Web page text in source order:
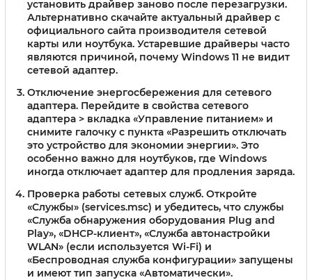
установить драйвер заново после перезагрузки.
Альтернативно скачайте актуальный драйвер с
официального сайта производителя сетевой
карты или ноутбука. Устаревшие драйверы часто
являются причиной, почему Windows 11 не видит
сетевой адаптер.
Отключение энергосбережения для сетевого
адаптера. Перейдите в свойства сетевого
адаптера > вкладка «Управление питанием» и
снимите галочку с пункта «Разрешить отключать
это устройство для экономии энергии». Это
особенно важно для ноутбуков, где Windows
иногда отключает адаптер для продления заряда.
Проверка работы сетевых служб. Откройте
«Службы» (services.msc) и убедитесь, что службы
«Служба обнаружения оборудования Plug and
Play», «DHCP-клиент», «Служба автонастройки
WLAN» (если используется Wi-Fi) и
«Беспроводная служба конфигурации» запущены
и имеют тип запуска «Автоматически».